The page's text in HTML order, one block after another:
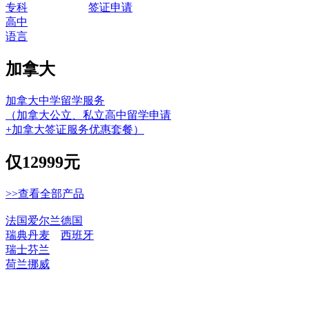
专科
签证申请
高中
语言
加拿大
加拿大中学留学服务
（加拿大公立、私立高中留学申请
+加拿大签证服务优惠套餐）
仅12999元
>>查看全部产品
法国爱尔兰德国
瑞典丹麦
西班牙
瑞士芬兰
荷兰挪威